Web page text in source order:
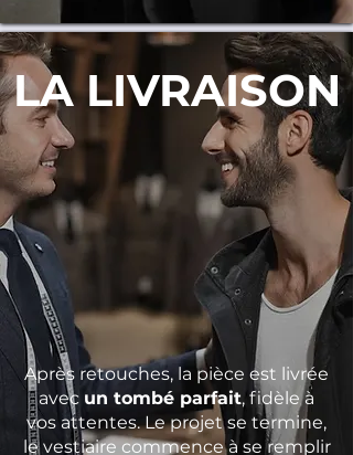
Après retouches, la pièce est livrée
avec un tombé parfait, fidèle à
vos attentes. Le projet se termine,
le vestiaire commence à se remplir
LA LIVRAISON